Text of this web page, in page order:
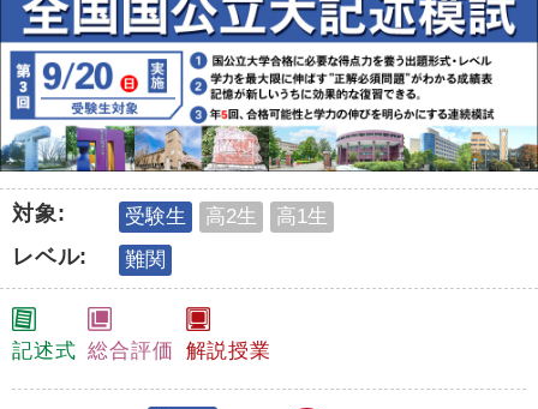
対象: 受験生 高2生 高1生
レベル: 難関
記述式 総合評価 解説授業